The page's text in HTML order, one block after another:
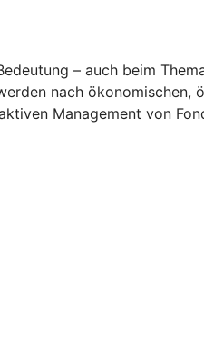
– auch beim
nach
Management von